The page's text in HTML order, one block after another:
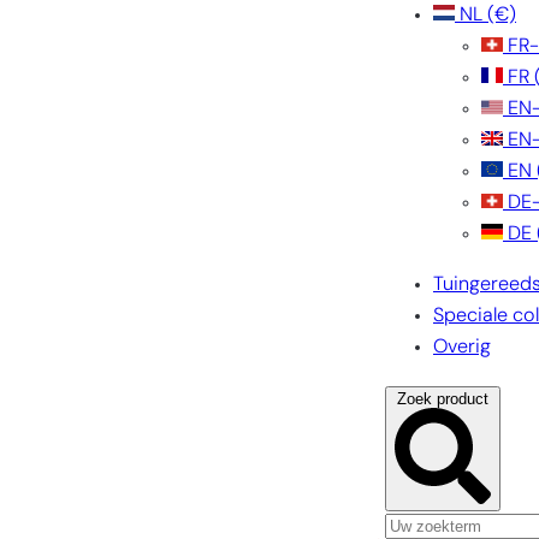
NL (€)
FR
EN
DE
Speciale
Overig
Zoek product